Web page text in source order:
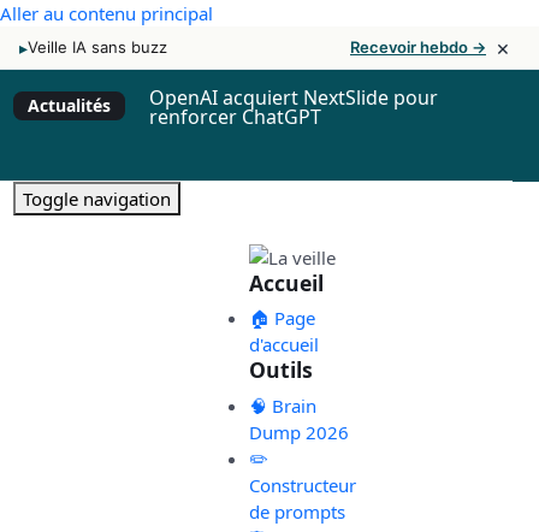
Aller au contenu principal
▸Veille IA sans buzz Recevoir hebdo → ×
Actualités OpenAI acquiert NextSlide pour
renforcer ChatGPT
Toggle navigation
Accueil
🏠 Page
d'accueil
Outils
🧠 Brain
Dump 2026
✏️
Constructeur
de prompts